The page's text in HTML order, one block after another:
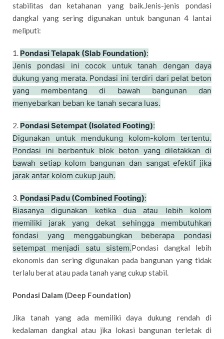
stabilitas dan ketahanan yang baik.Jenis-jenis pondasi
dangkal yang sering digunakan untuk bangunan 4 lantai
meliputi:
1. Pondasi Telapak (Slab Foundation):
Jenis pondasi ini cocok untuk tanah dengan daya
dukung yang merata. Pondasi ini terdiri dari pelat beton
yang membentang di bawah bangunan dan
menyebarkan beban ke tanah secara luas.
2. Pondasi Setempat (Isolated Footing):
Digunakan untuk mendukung kolom-kolom tertentu.
Pondasi ini berbentuk blok beton yang diletakkan di
bawah setiap kolom bangunan dan sangat efektif jika
jarak antar kolom cukup jauh.
3. Pondasi Padu (Combined Footing):
Biasanya digunakan ketika dua atau lebih kolom
memiliki jarak yang dekat sehingga membutuhkan
fondasi yang menggabungkan beberapa pondasi
setempat menjadi satu sistem.Pondasi dangkal lebih
ekonomis dan sering digunakan pada bangunan yang tidak
terlalu berat atau pada tanah yang cukup stabil.
Pondasi Dalam (Deep Foundation)
Jika tanah yang ada memiliki daya dukung rendah di
kedalaman dangkal atau jika lokasi bangunan terletak di